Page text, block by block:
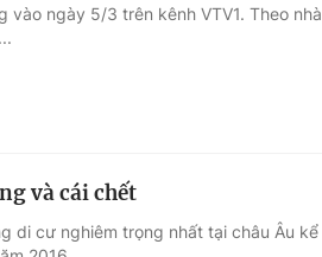
vào ngày 5/3 trên kênh VTV1. Theo nhà
và cái chết
di cư nghiêm trọng nhất tại châu Âu kể